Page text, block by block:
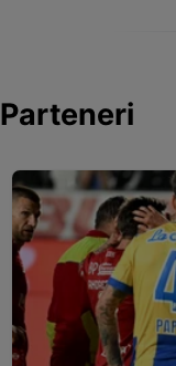
Parteneri